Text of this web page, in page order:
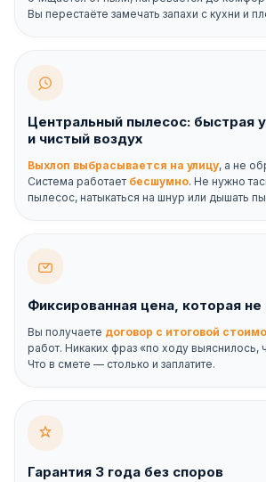
Вы перестаёте замечать запахи с кухни и
Центральный пылесос: быстрая
и чистый воздух
Выхлоп выбрасывается на улицу, а не
Система работает бесшумно. Не нужно
пылесос, натыкаться на шнур или дышать
Фиксированная цена, которая
Вы получаете договор с итоговой
работ. Никаких фраз «по ходу выяснилось,
Что в смете — столько и заплатите.
Гарантия 3 года без споров